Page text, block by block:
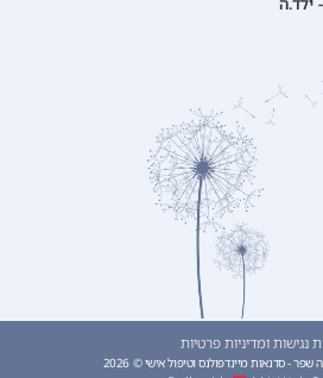
נגישות ומדיניות פרטיות
- סדנאות מיינדפולנס וטיפול אישי © 2026